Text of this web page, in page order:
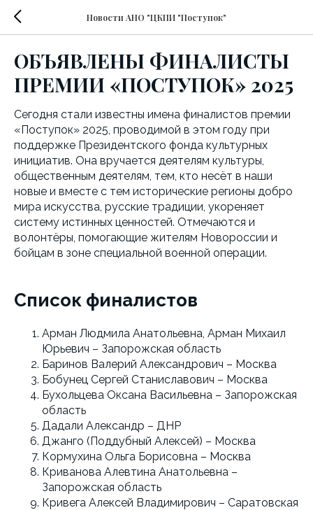
Новости АНО "ЦКПИ "Поступок"
ОБЪЯВЛЕНЫ ФИНАЛИСТЫ
ПРЕМИИ «ПОСТУПОК» 2025
Сегодня стали известны имена финалистов премии
«Поступок» 2025, проводимой в этом году при
поддержке Президентского фонда культурных
инициатив. Она вручается деятелям культуры,
общественным деятелям, тем, кто несёт в наши
новые и вместе с тем исторические регионы добро
мира искусства, русские традиции, укореняет
систему истинных ценностей. Отмечаются и
волонтёры, помогающие жителям Новороссии и
бойцам в зоне специальной военной операции.
Список финалистов
Арман Людмила Анатольевна, Арман Михаил
Юрьевич – Запорожская область
Баринов Валерий Александрович – Москва
Бобунец Сергей Станиславович – Москва
Бухольцева Оксана Васильевна – Запорожская
область
Дадали Александр – ДНР
Джанго (Поддубный Алексей) – Москва
Кормухина Ольга Борисовна – Москва
Криванова Алевтина Анатольевна –
Запорожская область
Кривега Алексей Владимирович – Саратовская